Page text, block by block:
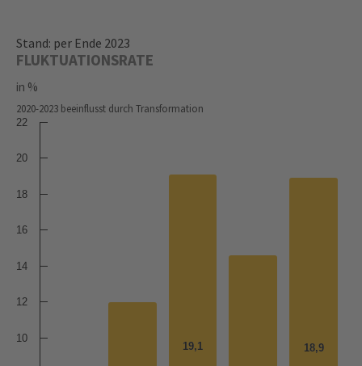
Stand: per Ende 2023
FLUKTUATIONSRATE
in %
2020-2023 beeinflusst durch Transformation
19,1
19,1 18,9
18,9
10
12
14
16
18
20
22